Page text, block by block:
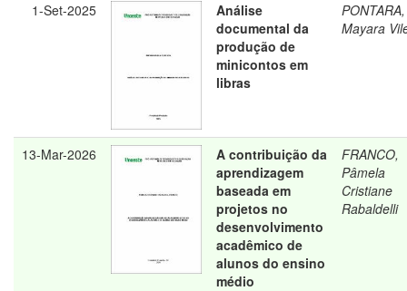
1-Set-2025
Análise
documental da
produção de
minicontos em
libras
PONTARA,
Mayara
13-Mar-2026
A contribuição da
aprendizagem
baseada em
projetos no
desenvolvimento
acadêmico de
alunos do ensino
médio
FRANCO,
Pâmela
Cristiane
Rabaldelli